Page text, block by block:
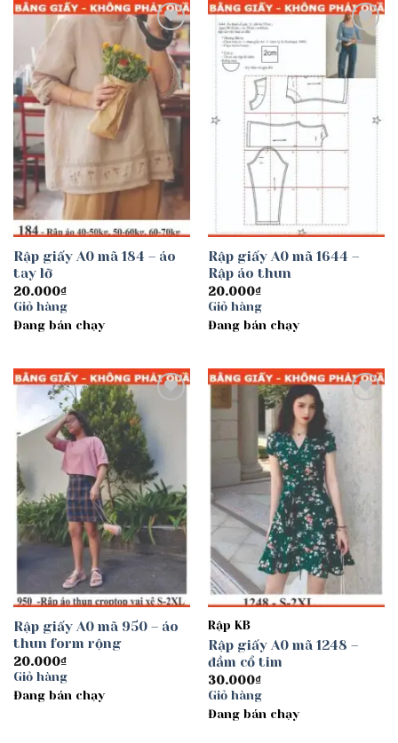
Add to
wishlist
Rập giấy A0 mã 184 – áo
tay lỡ
20.000₫
Giỏ hàng
Đang bán chạy
Add to
wishlist
Rập giấy A0 mã 1644 –
Rập áo thun
20.000₫
Giỏ hàng
Đang bán chạy
wishlist
Rập giấy A0 mã 950 – áo
thun form rộng
20.000₫
Giỏ hàng
Đang bán chạy
Rập KB
Rập giấy A0 mã 1248 –
đầm cổ tim
30.000₫
Giỏ hàng
Đang bán chạy